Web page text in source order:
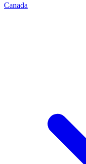
Canada